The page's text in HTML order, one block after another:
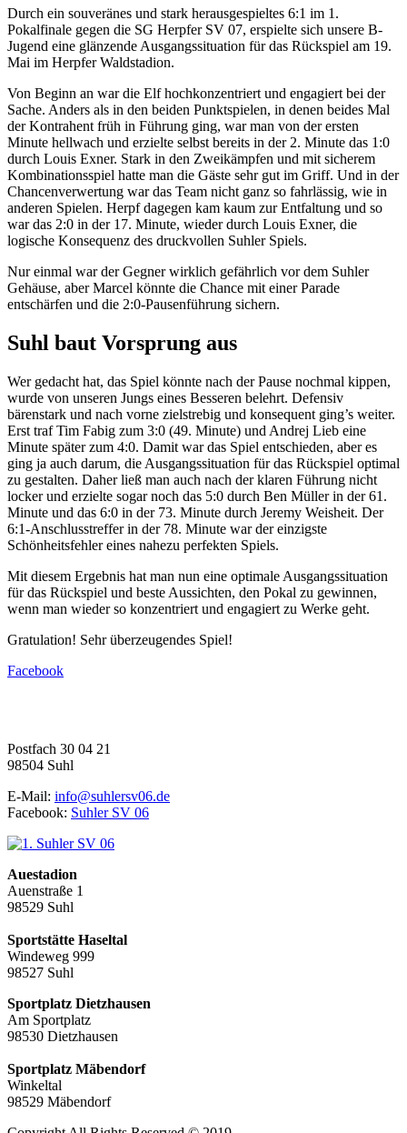
Durch ein souveränes und stark herausgespieltes 6:1 im 1.
Pokalfinale gegen die SG Herpfer SV 07, erspielte sich unsere B-
Jugend eine glänzende Ausgangssituation für das Rückspiel am 19.
Mai im Herpfer Waldstadion.
Von Beginn an war die Elf hochkonzentriert und engagiert bei der
Sache. Anders als in den beiden Punktspielen, in denen beides Mal
der Kontrahent früh in Führung ging, war man von der ersten
Minute hellwach und erzielte selbst bereits in der 2. Minute das 1:0
durch Louis Exner. Stark in den Zweikämpfen und mit sicherem
Kombinationsspiel hatte man die Gäste sehr gut im Griff. Und in der
Chancenverwertung war das Team nicht ganz so fahrlässig, wie in
anderen Spielen. Herpf dagegen kam kaum zur Entfaltung und so
war das 2:0 in der 17. Minute, wieder durch Louis Exner, die
logische Konsequenz des druckvollen Suhler Spiels.
Nur einmal war der Gegner wirklich gefährlich vor dem Suhler
Gehäuse, aber Marcel könnte die Chance mit einer Parade
entschärfen und die 2:0-Pausenführung sichern.
Suhl baut Vorsprung aus
Wer gedacht hat, das Spiel könnte nach der Pause nochmal kippen,
wurde von unseren Jungs eines Besseren belehrt. Defensiv
bärenstark und nach vorne zielstrebig und konsequent ging’s weiter.
Erst traf Tim Fabig zum 3:0 (49. Minute) und Andrej Lieb eine
Minute später zum 4:0. Damit war das Spiel entschieden, aber es
ging ja auch darum, die Ausgangssituation für das Rückspiel optimal
zu gestalten. Daher ließ man auch nach der klaren Führung nicht
locker und erzielte sogar noch das 5:0 durch Ben Müller in der 61.
Minute und das 6:0 in der 73. Minute durch Jeremy Weisheit. Der
6:1-Anschlusstreffer in der 78. Minute war der einzigste
Schönheitsfehler eines nahezu perfekten Spiels.
Mit diesem Ergebnis hat man nun eine optimale Ausgangssituation
für das Rückspiel und beste Aussichten, den Pokal zu gewinnen,
wenn man wieder so konzentriert und engagiert zu Werke geht.
Gratulation! Sehr überzeugendes Spiel!
Facebook
Postfach 30 04 21
98504 Suhl
E-Mail: info@suhlersv06.de
Facebook: Suhler SV 06
Auestadion
Auenstraße 1
98529 Suhl
Sportstätte Haseltal
Windeweg 999
98527 Suhl
Sportplatz Dietzhausen
Am Sportplatz
98530 Dietzhausen
Sportplatz Mäbendorf
Winkeltal
98529 Mäbendorf